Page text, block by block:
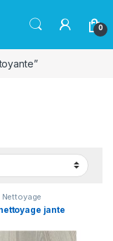
0
jante